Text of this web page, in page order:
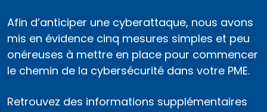
Afin d’anticiper une cyberattaque, nous avons
mis en évidence cinq mesures simples et peu
onéreuses à mettre en place pour commencer
le chemin de la cyber­sécurité dans votre PME.
Retrouvez des informations supplémentaires